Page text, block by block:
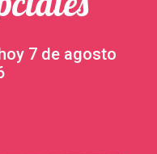
7 de agosto